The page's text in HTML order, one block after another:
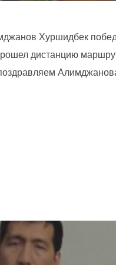
Хуршидбек
дистанцию